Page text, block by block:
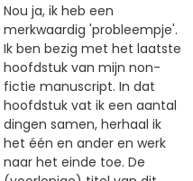
Nou ja, ik heb een
merkwaardig 'probleempje'.
Ik ben bezig met het laatste
hoofdstuk van mijn non-
fictie manuscript. In dat
hoofdstuk vat ik een aantal
dingen samen, herhaal ik
het één en ander en werk
naar het einde toe. De